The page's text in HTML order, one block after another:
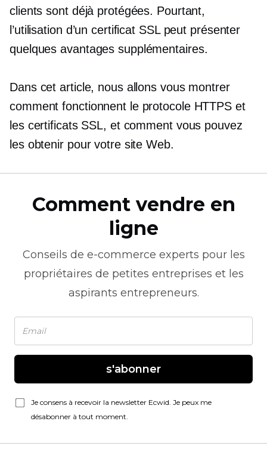
clients sont déjà protégées. Pourtant,
l’utilisation d’un certificat SSL peut présenter
quelques avantages supplémentaires.
Dans cet article, nous allons vous montrer
comment fonctionnent le protocole HTTPS et
les certificats SSL, et comment vous pouvez
les obtenir pour votre site Web.
Comment vendre en
ligne
Conseils de e-commerce experts pour les
propriétaires de petites entreprises et les
aspirants entrepreneurs.
s'abonner
Je consens à recevoir la newsletter Ecwid. Je peux me
désabonner à tout moment.